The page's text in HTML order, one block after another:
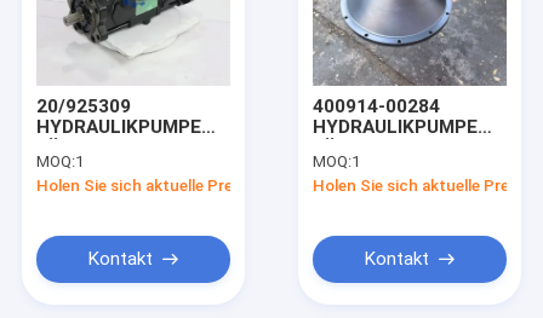
20/925309
HYDRAULIKPUMPE
MOQ:1
Holen Sie sich aktuelle Preis
Kontakt
400914-00284
HYDRAULIKPUMPE
BAGGER PUMPE
MOQ:1
Holen Sie sich aktuelle Preis
Kontakt